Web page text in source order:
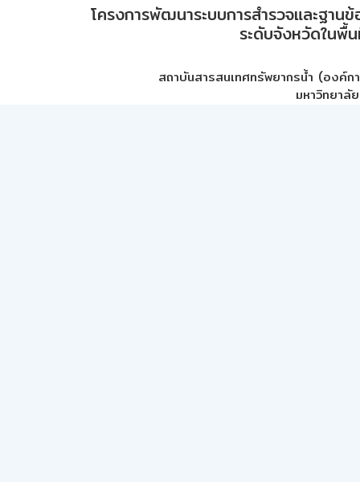
โครงการพัฒนาระบบการสำรวจและฐา
ระดับจังหวัดในพื้
สถาบันสารสนเทศทรัพยากรน้ำ (องค์ก
มหาวิทยาลั